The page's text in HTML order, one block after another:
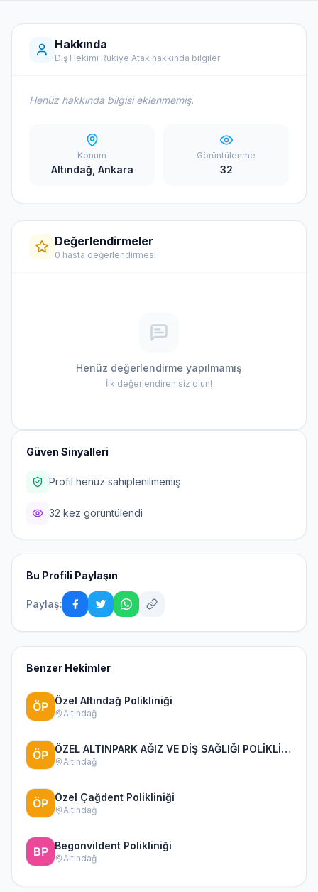
Hakkında
Diş Hekimi Rukiye Atak hakkında bilgiler
Henüz hakkında bilgisi eklenmemiş.
Konum
Altındağ, Ankara
Görüntülenme
32
Değerlendirmeler
0 hasta değerlendirmesi
Henüz değerlendirme yapılmamış
İlk değerlendiren siz olun!
Güven Sinyalleri
Profil henüz sahiplenilmemiş
32 kez görüntülendi
Bu Profili Paylaşın
Paylaş:
Benzer Hekimler
Özel Altındağ Polikliniği
Altındağ
ÖZEL ALTINPARK AĞIZ VE DİŞ SAĞLIĞI POLİKLİNİĞİ
Altındağ
Özel Çağdent Polikliniği
Altındağ
Begonvildent Polikliniği
Altındağ